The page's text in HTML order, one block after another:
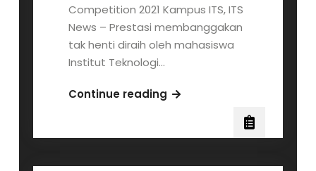
Competition 2021 Kampus ITS, ITS
News – Prestasi membanggakan
tak henti diraih oleh mahasiswa
Institut Teknologi…
Continue readingITS
Ajang